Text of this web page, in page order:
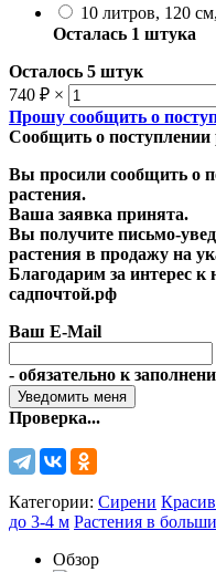
10 литров, 120
Осталась 1 штука
Осталось 5 штук
740 ₽ ×
Прошу сообщить о
Сообщить о поступлении
Вы просили сообщить о
растения.
Ваша заявка принята.
Вы получите письмо-
растения в продажу на
Благодарим за интерес
садпочтой.рф
Ваш E-Mail
- обязательно к
Проверка...
Категории: Сирени
до 3-4 м Растения в
Обзор